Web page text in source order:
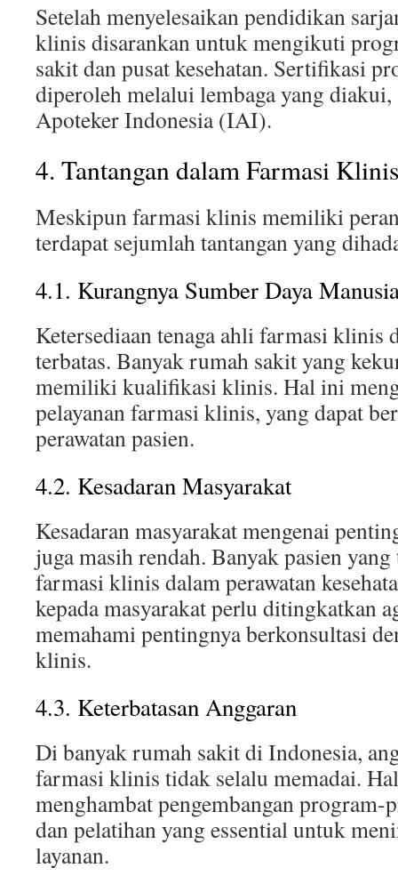
Setelah menyelesaikan pendidikan
klinis disarankan untuk mengikuti
sakit dan pusat kesehatan. Sertifikasi
diperoleh melalui lembaga yang
Apoteker Indonesia (IAI).
4. Tantangan dalam Farmasi
Meskipun farmasi klinis memiliki
terdapat sejumlah tantangan yang
4.1. Kurangnya Sumber Daya
Ketersediaan tenaga ahli farmasi klinis
terbatas. Banyak rumah sakit yang
memiliki kualifikasi klinis. Hal ini
pelayanan farmasi klinis, yang dapat
perawatan pasien.
4.2. Kesadaran Masyarakat
Kesadaran masyarakat mengenai
juga masih rendah. Banyak pasien
farmasi klinis dalam perawatan
kepada masyarakat perlu ditingkatkan
memahami pentingnya berkonsultasi
klinis.
4.3. Keterbatasan Anggaran
Di banyak rumah sakit di Indonesia,
farmasi klinis tidak selalu memadai.
menghambat pengembangan
dan pelatihan yang essential untuk
layanan.